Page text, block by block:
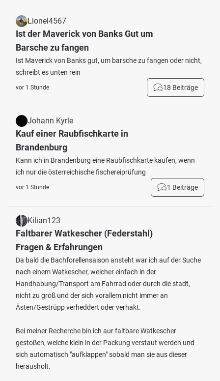
Lionel4567
Ist der Maverick von Banks Gut um
Barsche zu fangen
Ist Maverick von Banks gut, um barsche zu fangen oder nicht,
schreibt es unten rein
vor 1 Stunde 18 Beiträge
Johann Kyrle
Kauf einer Raubfischkarte in
Brandenburg
Kann ich in Brandenburg eine Raubfischkarte kaufen, wenn
ich nur die österreichische fischereiprüfung
vor 1 Stunde 1 Beiträge
Kilian123
Faltbarer Watkescher (Federstahl)
Fragen & Erfahrungen
Da bald die Bachforellensaison ansteht war ich auf der Suche
nach einem Watkescher, welcher einfach in der
Handhabung/Transport am Fahrrad oder durch die stadt,
nicht zu groß und der sich vorallem nicht immer an
Ästen/Gestrüpp verheddert oder verhakt.
Bei meiner Recherche bin ich aur faltbare Watkescher
gestoßen, welche klein in der Packung verstaut werden und
sich automatisch "aufklappen" sobald man sie aus dieser
herausholt.